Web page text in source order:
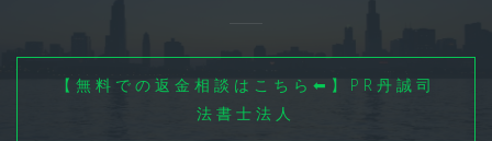
【無料での返金相談はこちら⬅】PR丹誠司
法書士法人